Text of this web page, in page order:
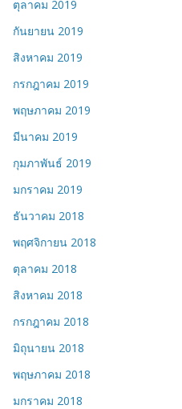
ตุลาคม 2019
กันยายน 2019
สิงหาคม 2019
กรกฎาคม 2019
พฤษภาคม 2019
มีนาคม 2019
กุมภาพันธ์ 2019
มกราคม 2019
ธันวาคม 2018
พฤศจิกายน 2018
ตุลาคม 2018
สิงหาคม 2018
กรกฎาคม 2018
มิถุนายน 2018
พฤษภาคม 2018
มกราคม 2018